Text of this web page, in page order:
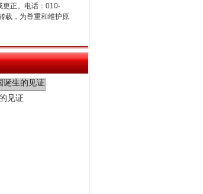
更正。电话：010-
载，为尊重和维护原